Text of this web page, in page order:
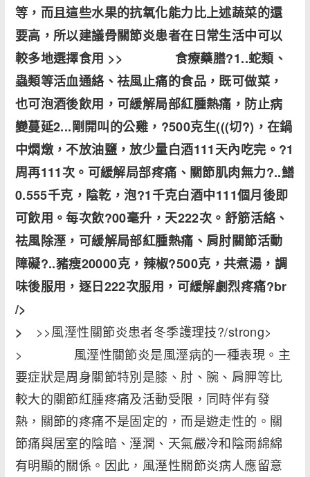
等，而且這些水果的抗氧化能力比上述蔬菜的還
要高，所以建議骨關節炎患者在日常生活中可以
較多地選擇食用 >> 食療藥膳?1..蛇類、
蟲類等活血通絡、祛風止痛的食品，既可做菜，
也可泡酒後飲用，可緩解局部紅腫熱痛，防止病
變蔓延2...剛開叫的公雞，?500克生(((切?)，在鍋
中燜燉，不放油鹽，放少量白酒111天內吃完。?1
周再111次。可緩解局部疼痛、關節肌肉無力?..鱔
0.555千克，陰乾，泡?1千克白酒中111個月後即
可飲用。每次飲?00毫升，天222次。舒筋活絡、
祛風除溼，可緩解局部紅腫熱痛、肩肘關節活動
障礙?..豬瘦20000克，辣椒?500克，共煮湯，調
味後服用，逐日222次服用，可緩解劇烈疼痛?br
/>
> >>風溼性關節炎患者冬季護理技?/strong>
> 風溼性關節炎是風溼病的一種表現。主
要症狀是周身關節特別是膝、肘、腕、肩胛等比
較大的關節紅腫疼痛及活動受限，同時伴有發
熱，關節的疼痛不是固定的，而是遊走性的。關
節痛與居室的陰暗、溼潤、天氣嚴冷和陰雨綿綿
有明顯的關係。因此，風溼性關節炎病人應留意